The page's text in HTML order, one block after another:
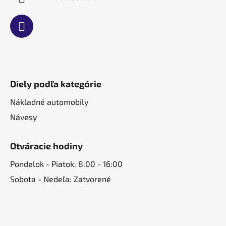
Diely podľa kategórie
Nákladné automobily
Návesy
Otváracie hodiny
Pondelok - Piatok: 8:00 - 16:00
Sobota - Nedeľa: Zatvorené